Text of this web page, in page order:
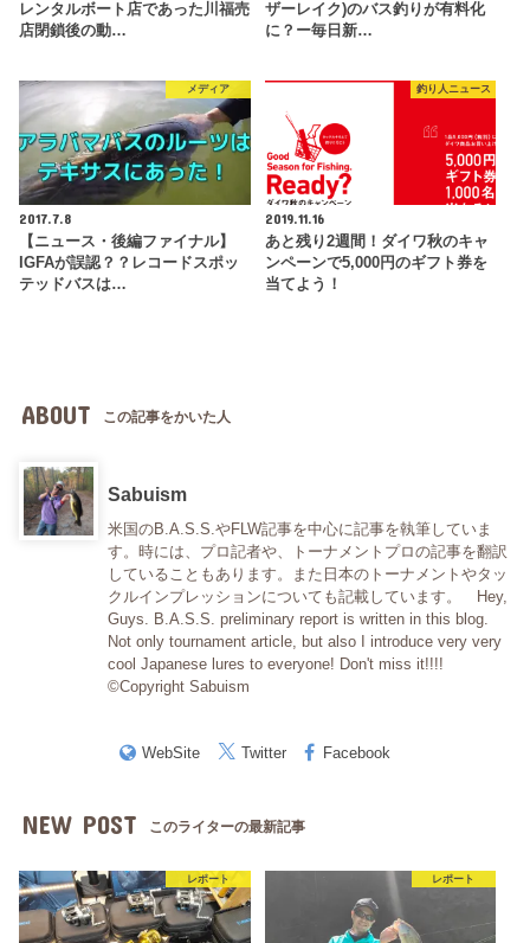
レンタルボート店であった川福売
店閉鎖後の動…
ザーレイク)のバス釣りが有料化
に？ー毎日新…
メディア
2017.7.8
【ニュース・後編ファイナル】
IGFAが誤認？？レコードスポッ
テッドバスは…
釣り人ニュース
2019.11.16
あと残り2週間！ダイワ秋のキャ
ンペーンで5,000円のギフト券を
当てよう！
ABOUT この記事をかいた人
Sabuism
米国のB.A.S.S.やFLW記事を中心に記事を執筆していま
す。時には、プロ記者や、トーナメントプロの記事を翻訳
していることもあります。また日本のトーナメントやタッ
クルインプレッションについても記載しています。 Hey,
Guys. B.A.S.S. preliminary report is written in this blog.
Not only tournament article, but also I introduce very very
cool Japanese lures to everyone! Don't miss it!!!!
©Copyright Sabuism
WebSite Twitter Facebook
NEW POST このライターの最新記事
レポート レポート